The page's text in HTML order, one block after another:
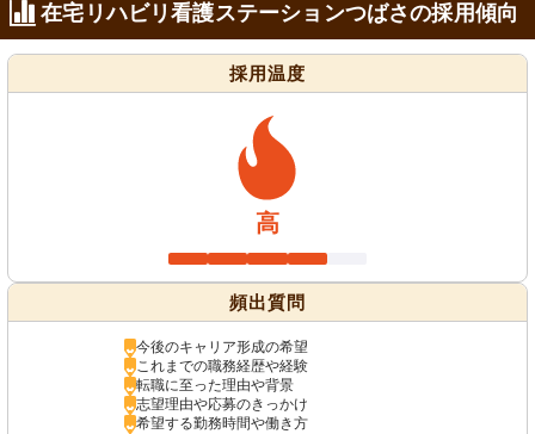
在宅リハビリ看護ステーションつばさの採用傾向
採用温度
高
頻出質問
今後のキャリア形成の希望
これまでの職務経歴や経験
転職に至った理由や背景
志望理由や応募のきっかけ
希望する勤務時間や働き方